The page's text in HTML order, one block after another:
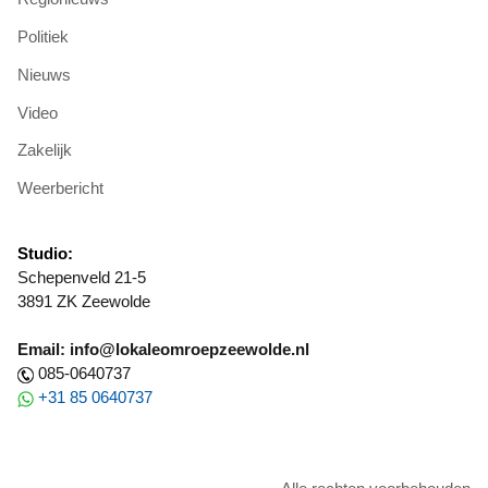
Politiek
Nieuws
Video
Zakelijk
Weerbericht
Studio:
Schepenveld 21-5
3891 ZK Zeewolde
Email: info@lokaleomroepzeewolde.nl
085-0640737
+31 85 0640737